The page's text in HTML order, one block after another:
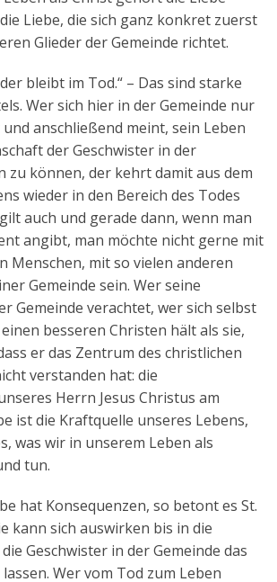
Liebe, die sich ganz konkret zuerst
Glieder der Gemeinde richtet.
bleibt im Tod.“ – Das sind starke
Wer sich hier in der Gemeinde nur
anschließend meint, sein Leben
der Geschwister in der
zu können, der kehrt damit aus dem
wieder in den Bereich des Todes
auch und gerade dann, wenn man
angibt, man möchte nicht gerne mit
Menschen, mit so vielen anderen
Gemeinde sein. Wer seine
Gemeinde verachtet, wer sich selbst
besseren Christen hält als sie,
er das Zentrum des christlichen
verstanden hat: die
Herrn Jesus Christus am
ist die Kraftquelle unseres Lebens,
was wir in unserem Leben als
tun.
hat Konsequenzen, so betont es St.
kann sich auswirken bis in die
Geschwister in der Gemeinde das
Wer vom Tod zum Leben